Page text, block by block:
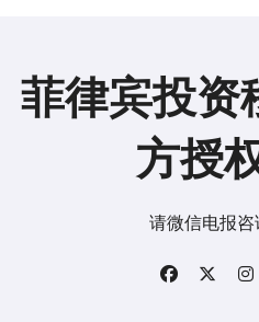
菲律宾投资
方授
请微信电报咨